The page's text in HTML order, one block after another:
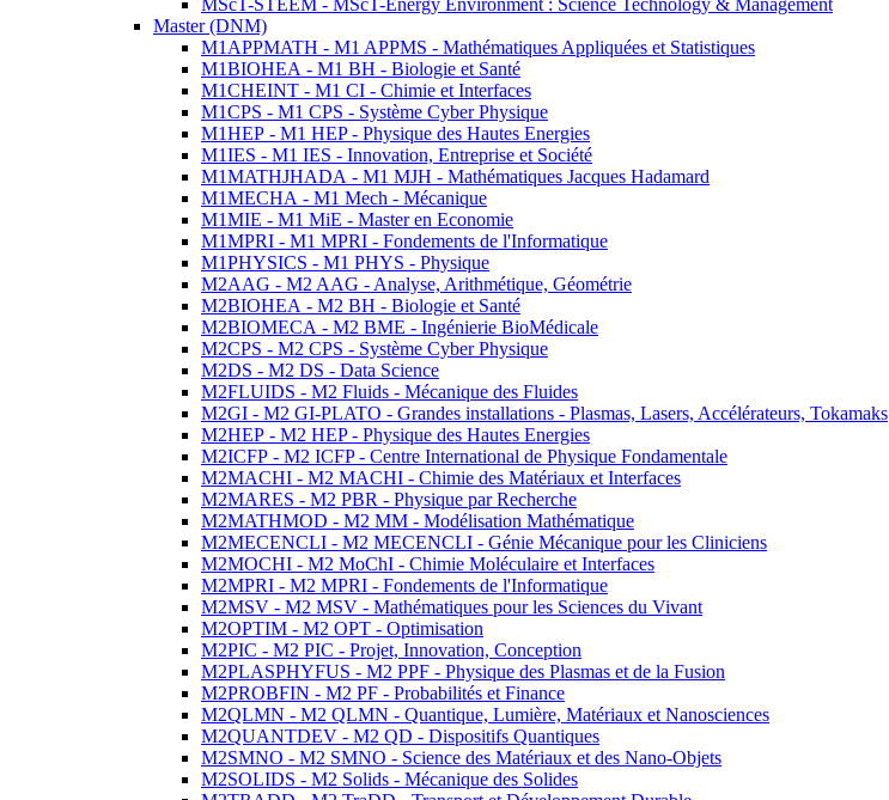
MScT-STEEM - MScT-Energy Environment : Science Technology & Management
Master (DNM)
M1APPMATH - M1 APPMS - Mathématiques Appliquées et Statistiques
M1BIOHEA - M1 BH - Biologie et Santé
M1CHEINT - M1 CI - Chimie et Interfaces
M1CPS - M1 CPS - Système Cyber Physique
M1HEP - M1 HEP - Physique des Hautes Energies
M1IES - M1 IES - Innovation, Entreprise et Société
M1MATHJHADA - M1 MJH - Mathématiques Jacques Hadamard
M1MECHA - M1 Mech - Mécanique
M1MIE - M1 MiE - Master en Economie
M1MPRI - M1 MPRI - Fondements de l'Informatique
M1PHYSICS - M1 PHYS - Physique
M2AAG - M2 AAG - Analyse, Arithmétique, Géométrie
M2BIOHEA - M2 BH - Biologie et Santé
M2BIOMECA - M2 BME - Ingénierie BioMédicale
M2CPS - M2 CPS - Système Cyber Physique
M2DS - M2 DS - Data Science
M2FLUIDS - M2 Fluids - Mécanique des Fluides
M2GI - M2 GI-PLATO - Grandes installations - Plasmas, Lasers, Accélérateurs, Tokamaks
M2HEP - M2 HEP - Physique des Hautes Energies
M2ICFP - M2 ICFP - Centre International de Physique Fondamentale
M2MACHI - M2 MACHI - Chimie des Matériaux et Interfaces
M2MARES - M2 PBR - Physique par Recherche
M2MATHMOD - M2 MM - Modélisation Mathématique
M2MECENCLI - M2 MECENCLI - Génie Mécanique pour les Cliniciens
M2MOCHI - M2 MoChI - Chimie Moléculaire et Interfaces
M2MPRI - M2 MPRI - Fondements de l'Informatique
M2MSV - M2 MSV - Mathématiques pour les Sciences du Vivant
M2OPTIM - M2 OPT - Optimisation
M2PIC - M2 PIC - Projet, Innovation, Conception
M2PLASPHYFUS - M2 PPF - Physique des Plasmas et de la Fusion
M2PROBFIN - M2 PF - Probabilités et Finance
M2QLMN - M2 QLMN - Quantique, Lumière, Matériaux et Nanosciences
M2QUANTDEV - M2 QD - Dispositifs Quantiques
M2SMNO - M2 SMNO - Science des Matériaux et des Nano-Objets
M2SOLIDS - M2 Solids - Mécanique des Solides